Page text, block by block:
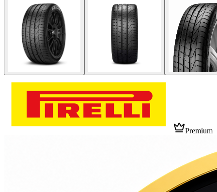
Premium